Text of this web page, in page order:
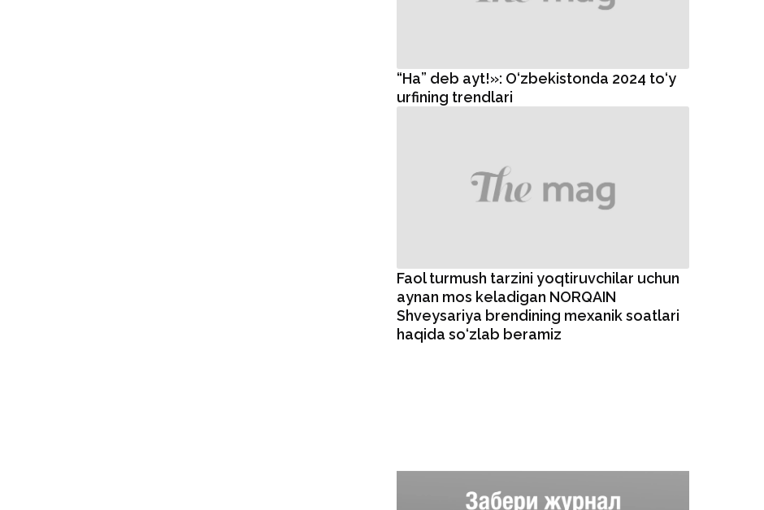
“Ha” deb ayt!»: O‘zbekistonda 2024 to‘y
urfining trendlari
Faol turmush tarzini yoqtiruvchilar uchun
aynan mos keladigan NORQAIN
Shveysariya brendining mexanik soatlari
haqida so‘zlab beramiz